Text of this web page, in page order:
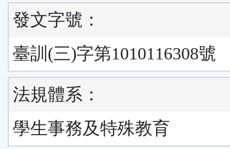
發文字號：
臺訓(三)字第1010116308號
法規體系：
學生事務及特殊教育